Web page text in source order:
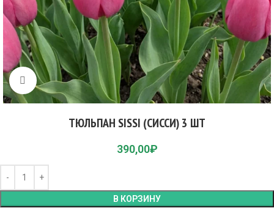
Click to enlarge
ТЮЛЬПАН SISSI (СИССИ) 3 ШТ
390,00₽
В КОРЗИНУ